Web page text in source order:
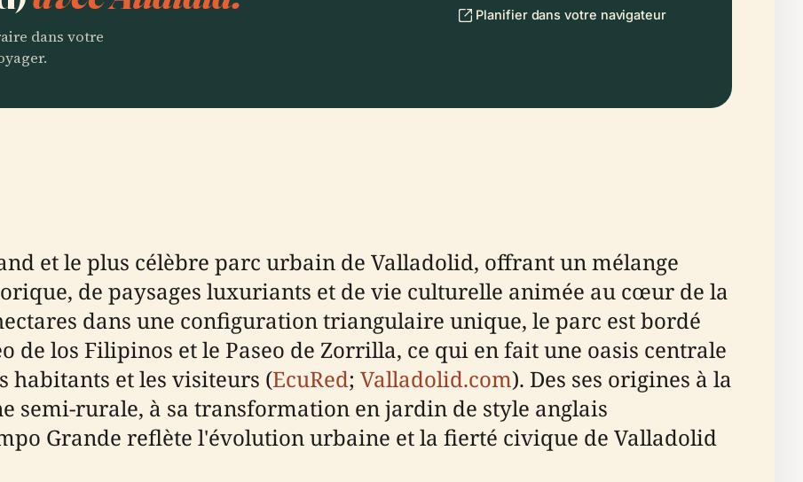
dans votre
Planifier dans votre navigateur
et le plus célèbre parc urbain de Valladolid, offrant un mélange
de paysages luxuriants et de vie culturelle animée au cœur de la
dans une configuration triangulaire unique, le parc est bordé
de los Filipinos et le Paseo de Zorrilla, ce qui en fait une oasis centrale
habitants et les visiteurs (EcuRed; Valladolid.com). Des ses origines à la
semi-rurale, à sa transformation en jardin de style anglais
Grande reflète l'évolution urbaine et la fierté civique de Valladolid